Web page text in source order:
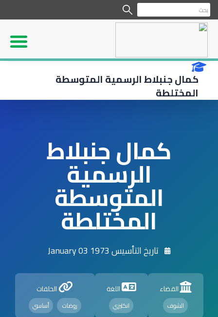
كمال جنبلاط الرسمية المتوسطة
المختلطة
كمال جنبلاط
الرسمية
المتوسطة
المختلطة
تاريخ التأسيس 1973 January 03
القضاء
الشوف
اللغة
انكليزي
الحلقات
روضات أساسي